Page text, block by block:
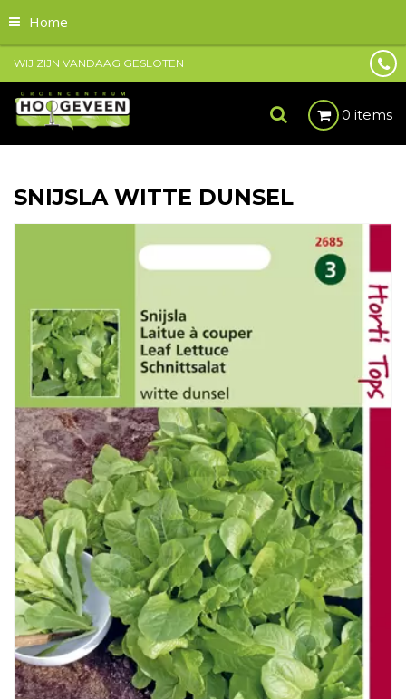
Home
WIJ ZIJN VANDAAG GESLOTEN
0 items
SNIJSLA WITTE DUNSEL